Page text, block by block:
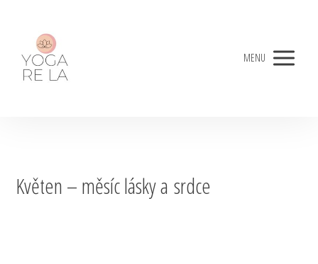
MENU
Květen – měsíc lásky a srdce